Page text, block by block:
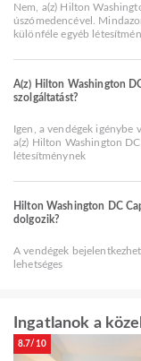
Nem, a(z) Hilton
úszómedencével.
különféle egyéb
A(z) Hilton Washington
szolgáltatást?
Igen, a vendégek igénybe
a(z) Hilton Washington
létesítménynek
Hilton Washington DC
dolgozik?
A vendégek
lehetséges
Ingatlanok a
8.7/10